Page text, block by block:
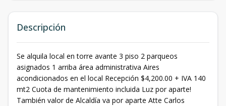
Descripción
Se alquila local en torre avante 3 piso 2 parqueos
asignados 1 arriba área administrativa Aires
acondicionados en el local Recepción $4,200.00 + IVA 140
mt2 Cuota de mantenimiento incluida Luz por aparte!
También valor de Alcaldía va por aparte Atte Carlos